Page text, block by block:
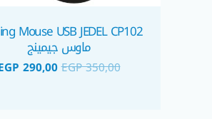
Mouse USB JEDEL CP102
ماوس جيمينج
EGP350,00
290,00